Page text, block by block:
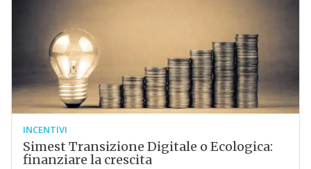
INCENTIVI
Simest Transizione Digitale o Ecologica:
finanziare la crescita